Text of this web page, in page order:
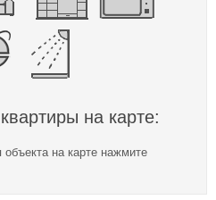
на карте:
на карте нажмите